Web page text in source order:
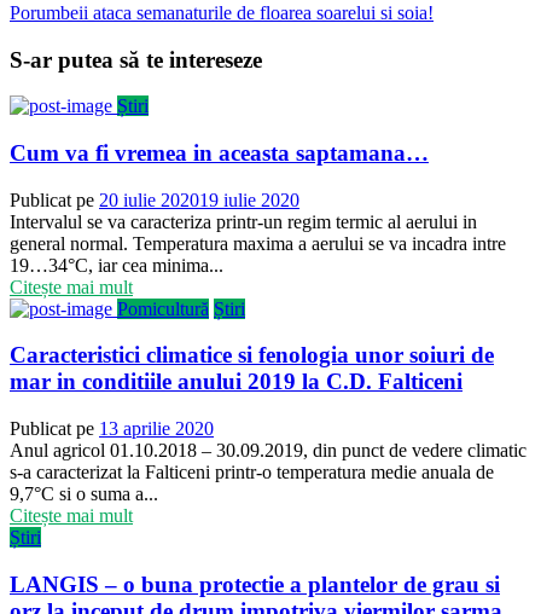
Porumbeii ataca semanaturile de floarea soarelui si soia!
S-ar putea să te intereseze
Știri
Cum va fi vremea in aceasta saptamana…
Publicat pe 20 iulie 202019 iulie 2020
Intervalul se va caracteriza printr-un regim termic al aerului in
general normal. Temperatura maxima a aerului se va incadra intre
19…34°C, iar cea minima...
Citește mai mult
Pomicultură Știri
Caracteristici climatice si fenologia unor soiuri de
mar in conditiile anului 2019 la C.D. Falticeni
Publicat pe 13 aprilie 2020
Anul agricol 01.10.2018 – 30.09.2019, din punct de vedere climatic
s-a caracterizat la Falticeni printr-o temperatura medie anuala de
9,7°C si o suma a...
Citește mai mult
Știri
LANGIS – o buna protectie a plantelor de grau si